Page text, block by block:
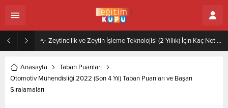
Zeytincilik ve Zeytin İşleme Teknolojisi (2 Yıllık) İçin Kaç Net Gerekir 2022
Anasayfa
Taban Puanları
Otomotiv Mühendisliği 2022 (Son 4 Yıl) Taban Puanları ve Başarı
Sıralamaları